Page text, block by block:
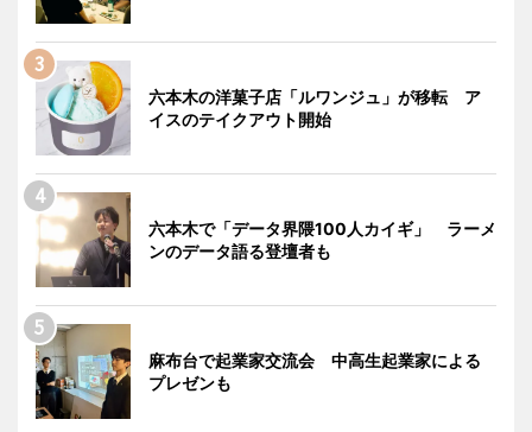
六本木の洋菓子店「ルワンジュ」が移転 ア
イスのテイクアウト開始
六本木で「データ界隈100人カイギ」 ラーメ
ンのデータ語る登壇者も
麻布台で起業家交流会 中高生起業家による
プレゼンも